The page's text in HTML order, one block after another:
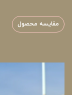
مقایسه محصول